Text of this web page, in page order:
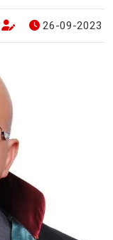
26-09-2023